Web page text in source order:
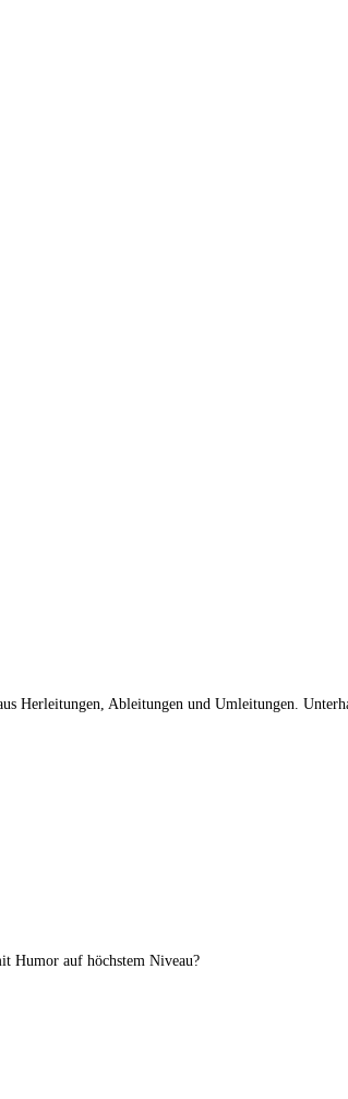
Herleitungen, Ableitungen und Umleitungen.
Humor auf höchstem Niveau?